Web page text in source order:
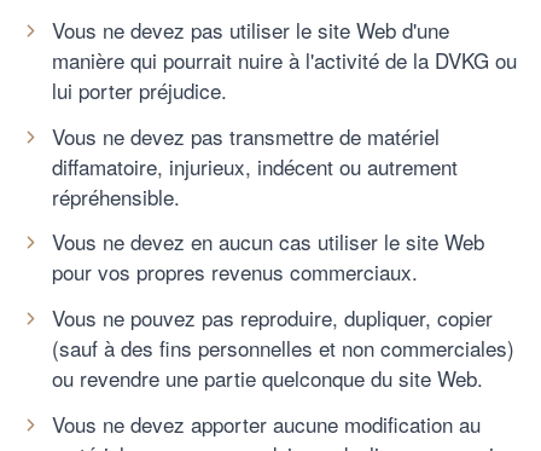
Vous ne devez pas utiliser le site Web d'une
manière qui pourrait nuire à l'activité de la DVKG ou
lui porter préjudice.
Vous ne devez pas transmettre de matériel
diffamatoire, injurieux, indécent ou autrement
répréhensible.
Vous ne devez en aucun cas utiliser le site Web
pour vos propres revenus commerciaux.
Vous ne pouvez pas reproduire, dupliquer, copier
(sauf à des fins personnelles et non commerciales)
ou revendre une partie quelconque du site Web.
Vous ne devez apporter aucune modification au